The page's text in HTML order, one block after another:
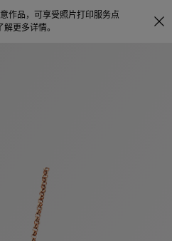
作品，可享受照片打印服务点
解更多详情。